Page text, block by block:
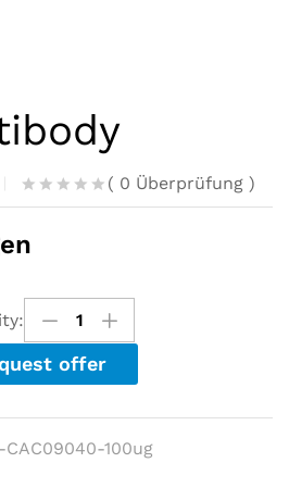
R
t
o
u
t
o
f
5
a
e
0
( 0 Überprüfung )
offer
CAC09040-100ug